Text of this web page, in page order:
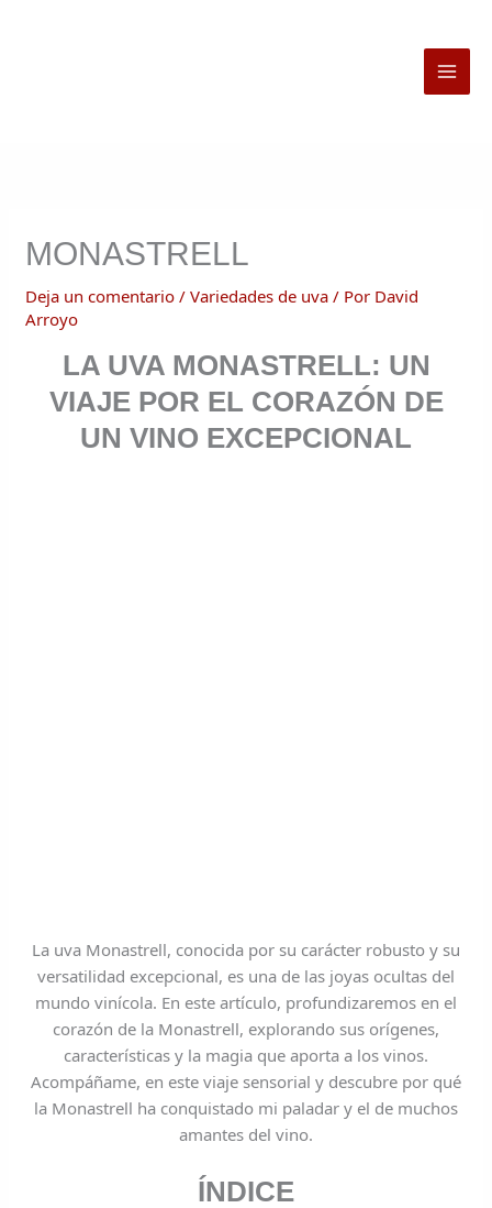
MONASTRELL
Deja un comentario /Variedades de uva / Por David
Arroyo
LA UVA MONASTRELL: UN
VIAJE POR EL CORAZÓN DE
UN VINO EXCEPCIONAL
La uva Monastrell, conocida por su carácter robusto y su
versatilidad excepcional, es una de las joyas ocultas del
mundo vinícola. En este artículo, profundizaremos en el
corazón de la Monastrell, explorando sus orígenes,
características y la magia que aporta a los vinos.
Acompáñame, en este viaje sensorial y descubre por qué
la Monastrell ha conquistado mi paladar y el de muchos
amantes del vino.
ÍNDICE